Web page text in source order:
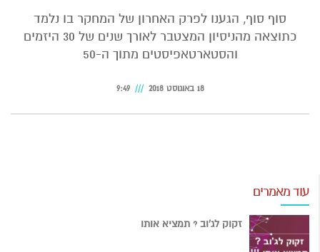
סוף סוף, הגענו לפרק האחרון של המחקר בו נלמד
כתוצאה מהניסיון המצטבר לאורך שנים של 30 היזמים
והסטארטאפיסטים מתוך ה-50
18 באוגוסט 2018 9:49
עוד מאמרים
זקוק לג'וב ? תמציא אותו